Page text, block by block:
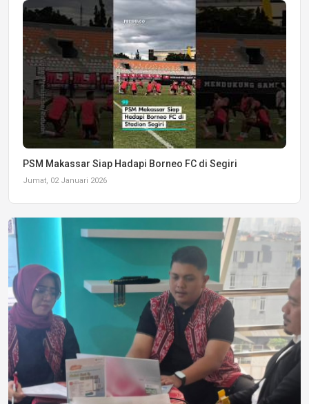
PSM Makassar Siap Hadapi Borneo FC di Segiri
Jumat, 02 Januari 2026